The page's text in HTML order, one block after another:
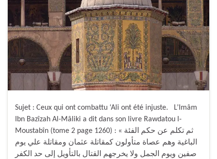
Sujet : Ceux qui ont combattu ‘Ali ont été injuste. L’Imâm
Ibn Bazîzah Al-Mâliki a dit dans son livre Rawdatou l-
Moustabîn (tome 2 page 1260) : « ثم تكلم عن حكم الفئة
الباغية وهم عصاة متأولون كمقاتلة عثمان ومقاتلة علي يوم
صفين ويوم الجمل ولا يخرجهم القتال بالتأويل إلى حد الكفر